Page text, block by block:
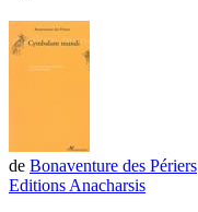
de Bonaventure des Périers
Editions Anacharsis